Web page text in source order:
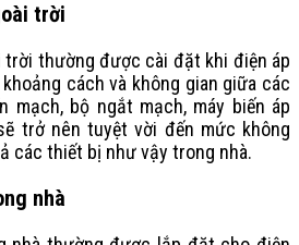
trời
thường được cài đặt khi điện áp
cách và không gian giữa các
mạch, bộ ngắt mạch, máy biến áp
trở nên tuyệt vời đến mức không
các thiết bị như vậy trong nhà.
nhà